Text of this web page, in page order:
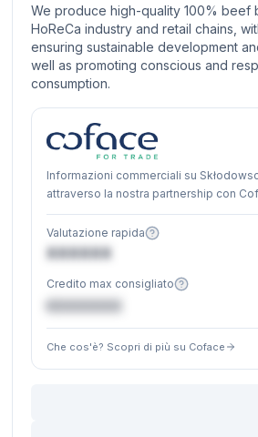
We produce high-quality 100% beef
HoReCa industry and retail chains,
ensuring sustainable development
well as promoting conscious and
consumption.
Informazioni commerciali su
attraverso la nostra partnership con
Valutazione rapida
XXXXXX
Credito max consigliato
€XXXXXX
Che cos'è? Scopri di più su Coface